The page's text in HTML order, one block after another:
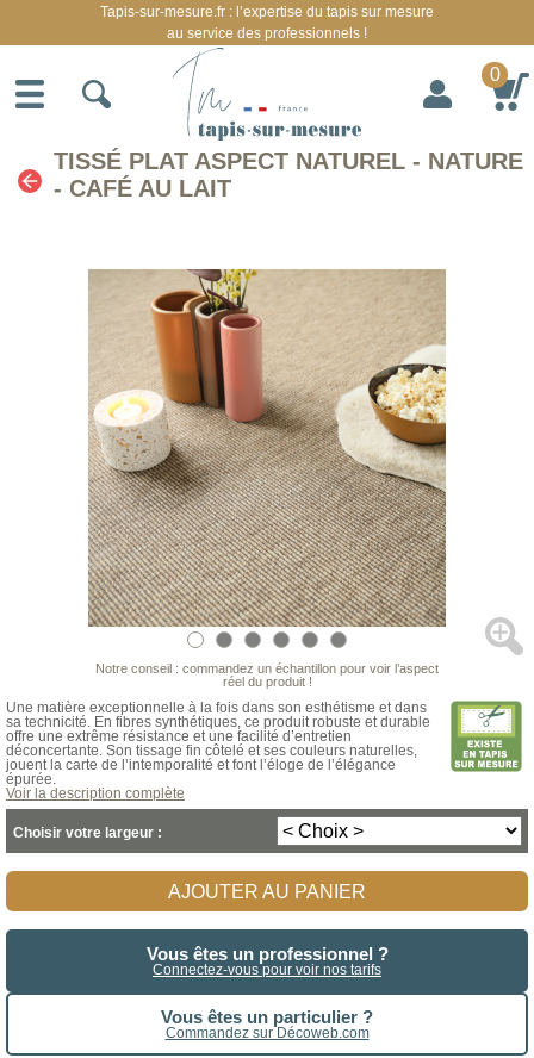
TISSÉ PLAT ASPECT NATUREL - NATURE
- CAFÉ AU LAIT
Notre conseil : commandez un échantillon pour voir l’aspect
réel du produit !
Une matière exceptionnelle à la fois dans son esthétisme et dans
sa technicité. En fibres synthétiques, ce produit robuste et durable
offre une extrême résistance et une facilité d’entretien
déconcertante. Son tissage fin côtelé et ses couleurs naturelles,
jouent la carte de l’intemporalité et font l’éloge de l’élégance
épurée.
Voir la description complète
Choisir votre largeur :
AJOUTER AU PANIER
Vous êtes un professionnel ?
Connectez-vous pour voir nos tarifs
Vous êtes un particulier ?
Commandez sur Décoweb.com
Tapis-sur-mesure.fr : l’expertise du tapis sur mesure
au service des professionnels !
0